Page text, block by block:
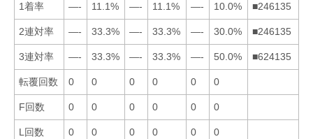
1着率 —- 11.1% —- 11.1% —- 10.0% ■246135
2連対率 —- 33.3% —- 33.3% —- 30.0% ■246135
3連対率 —- 33.3% —- 33.3% —- 50.0% ■624135
転覆回数 0 0 0 0 0 0
F回数 0 0 0 0 0 0
L回数 0 0 0 0 0 0